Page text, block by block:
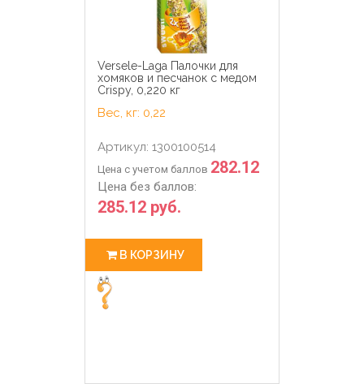
Versele-Laga Палочки для
хомяков и песчанок с медом
Crispy, 0,220 кг
Вес, кг: 0,22
Артикул: 1300100514
Цена с учетом баллов 282.12
Цена без баллов:
285.12 руб.
В КОРЗИНУ